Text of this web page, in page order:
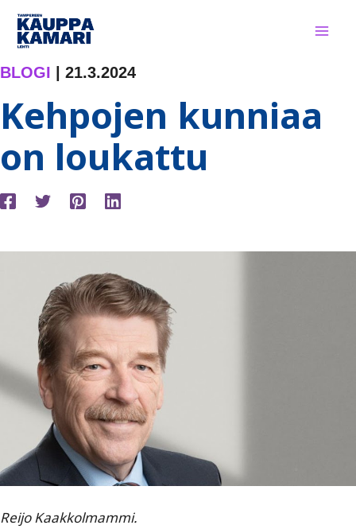
Siirry
sisältöön
BLOGI 21.3.2024
Kehpojen kunniaa
on loukattu
Reijo Kaakkolmammi.